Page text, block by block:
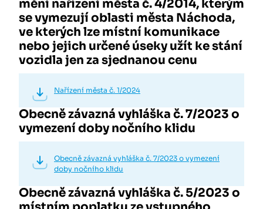
mění nařízení města č. 4/2014, kterým
se vymezují oblasti města Náchoda,
ve kterých lze místní komunikace
nebo jejich určené úseky užít ke stání
vozidla jen za sjednanou cenu
Nařízení města č. 1/2024
Obecně závazná vyhláška č. 7/2023 o
vymezení doby nočního klidu
Obecně závazná vyhláška č. 7/2023 o vymezení
doby nočního klidu
Obecně závazná vyhláška č. 5/2023 o